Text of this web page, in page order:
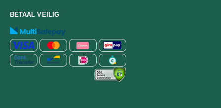
BETAAL VEILIG